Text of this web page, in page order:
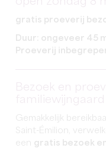
gratis proeverij
Duur: ongeveer 45
Proeverij
Gemakkelijk
Saint-Émilion,
een gratis bezoek